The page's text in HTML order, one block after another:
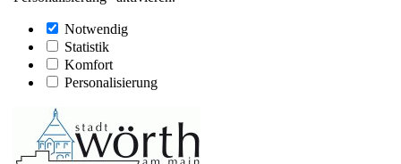
Notwendig
Statistik
Komfort
Personalisierung